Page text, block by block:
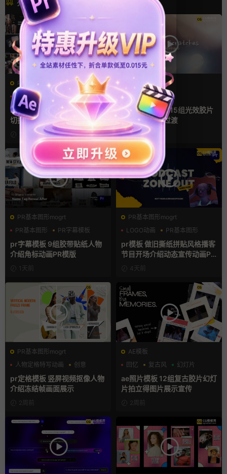
PR基本图形mogrt
PR基本图形
企业宣传模板
幻灯片
Pr视频模板 10款3D空间多屏
切换开场相册视频展示照片墙
2小时前
FCPX转场
光效
复古风
支持Intel+M芯片
FCPX转场插件 15组光效胶片
划痕复古视频过渡
2小时前
PR基本图形mogrt
PR基本图形
PR字幕模板
人物介绍
pr字幕模板 9组胶带贴纸人物
介绍角标动画PR模版
1天前
PR基本图形mogrt
LOGO动画
PR基本图形
复古风
pr模板 做旧撕纸拼贴风格播客
节目开场介绍动态宣传动画PR
模版4天前
PR基本图形mogrt
人物定格特写动画
创意
动态海报
pr定格模板 竖屏视频抠像人物
介绍冻结帧画面展示
2周前
AE模板
回忆
复古风 幻灯片
ae照片模板 12组复古胶片幻灯
片拍立得图片展示宣传
2周前